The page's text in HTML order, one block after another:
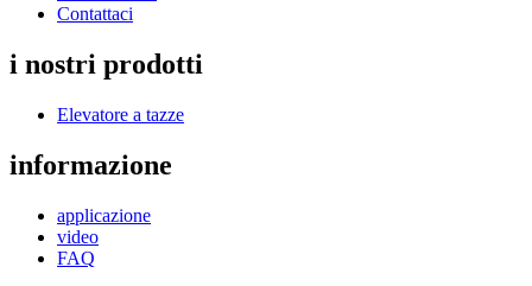
Contattaci
i nostri prodotti
Elevatore a tazze
informazione
applicazione
video
FAQ